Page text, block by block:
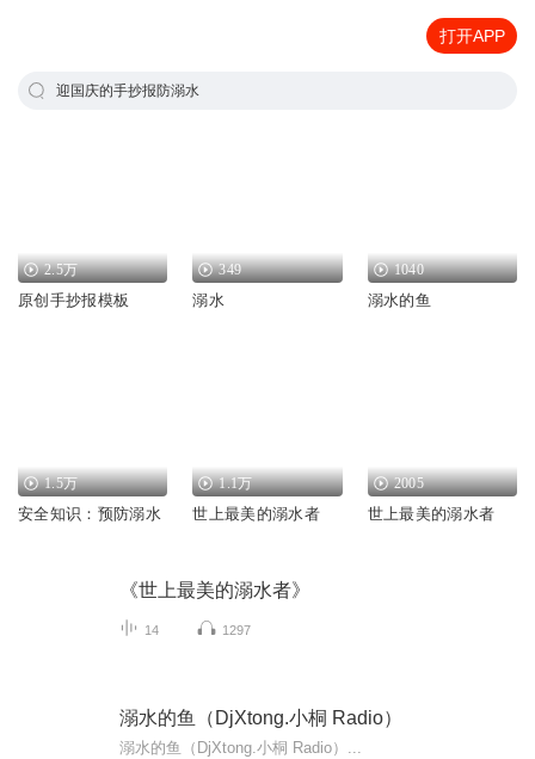
打开APP
迎国庆的手抄报防溺水
2.5万
原创手抄报模板
349
溺水
1040
溺水的鱼
1.5万
安全知识：预防溺水
1.1万
世上最美的溺水者
2005
世上最美的溺水者
《世上最美的溺水者》
14 1297
溺水的鱼（DjXtong.小桐 Radio）
溺水的鱼（DjXtong.小桐 Radio）...